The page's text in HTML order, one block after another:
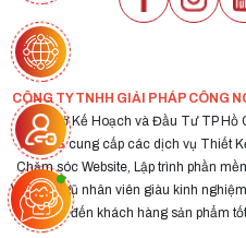
CÔNG TY TNHH GIẢI PHÁP CÔNG
Sở Kế Hoạch và Đầu Tư TP Hồ
VNDTScung cấp các dịch vụ Thiết
Chăm sóc Website, Lập trình phần
Với đội ngũ nhân viên giàu kinh
đến khách hàng sản phẩm